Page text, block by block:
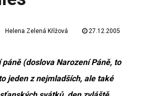
Helena Zelená Křížová 27.12.2005
(doslova Narození Páně, to
jeden z nejmladších, ale také